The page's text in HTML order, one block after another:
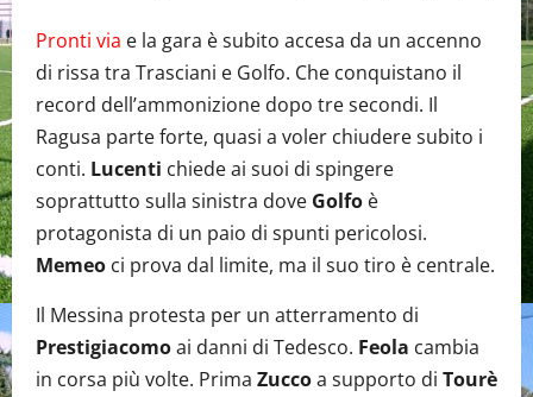
Pronti via e la gara è subito accesa da un accenno
di rissa tra Trasciani e Golfo. Che conquistano il
record dell’ammonizione dopo tre secondi. Il
Ragusa parte forte, quasi a voler chiudere subito i
conti. Lucenti chiede ai suoi di spingere
soprattutto sulla sinistra dove Golfo è
protagonista di un paio di spunti pericolosi.
Memeo ci prova dal limite, ma il suo tiro è centrale.
Il Messina protesta per un atterramento di
Prestigiacomoai danni di Tedesco. Feola cambia
in corsa più volte. Prima Zuccoa supporto di Tourè